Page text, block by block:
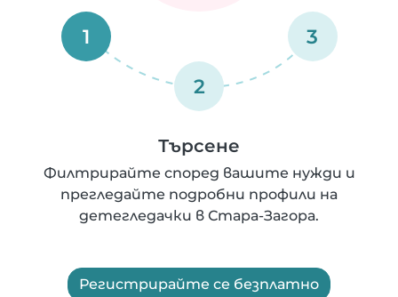
1
2
3
Търсене
Филтрирайте според вашите нужди и
прегледайте подробни профили на
детегледачки в Стара-Загора.
Регистрирайте се безплатно